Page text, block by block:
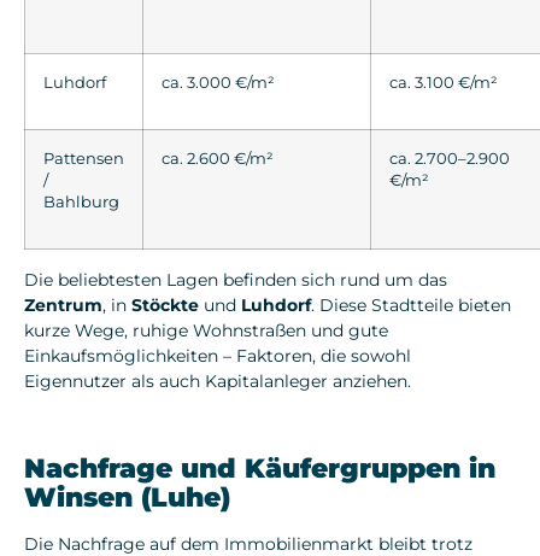
Luhdorf ca. 3.000 €/m² ca. 3.100 €/m²
Pattensen
/
Bahlburg
ca. 2.600 €/m²
ca. 2.700–2.900
€/m²
Die beliebtesten Lagen befinden sich rund um das
Zentrum, in Stöckte und Luhdorf. Diese Stadtteile bieten
kurze Wege, ruhige Wohnstraßen und gute
Einkaufsmöglichkeiten – Faktoren, die sowohl
Eigennutzer als auch Kapitalanleger anziehen.
Nachfrage und Käufergruppen in
Winsen (Luhe)
Die Nachfrage auf dem Immobilienmarkt bleibt trotz